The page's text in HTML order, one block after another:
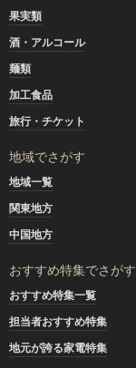
果実類
酒・アルコール
麺類
加工食品
旅行・チケット
地域でさがす
地域一覧
関東地方
中国地方
おすすめ特集でさがす
おすすめ特集一覧
担当者おすすめ特集
地元が誇る家電特集